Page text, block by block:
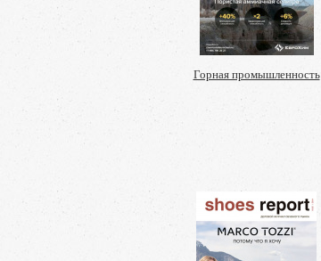
Горная промышленность